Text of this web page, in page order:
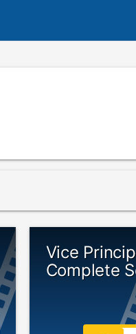
Vice
Complete